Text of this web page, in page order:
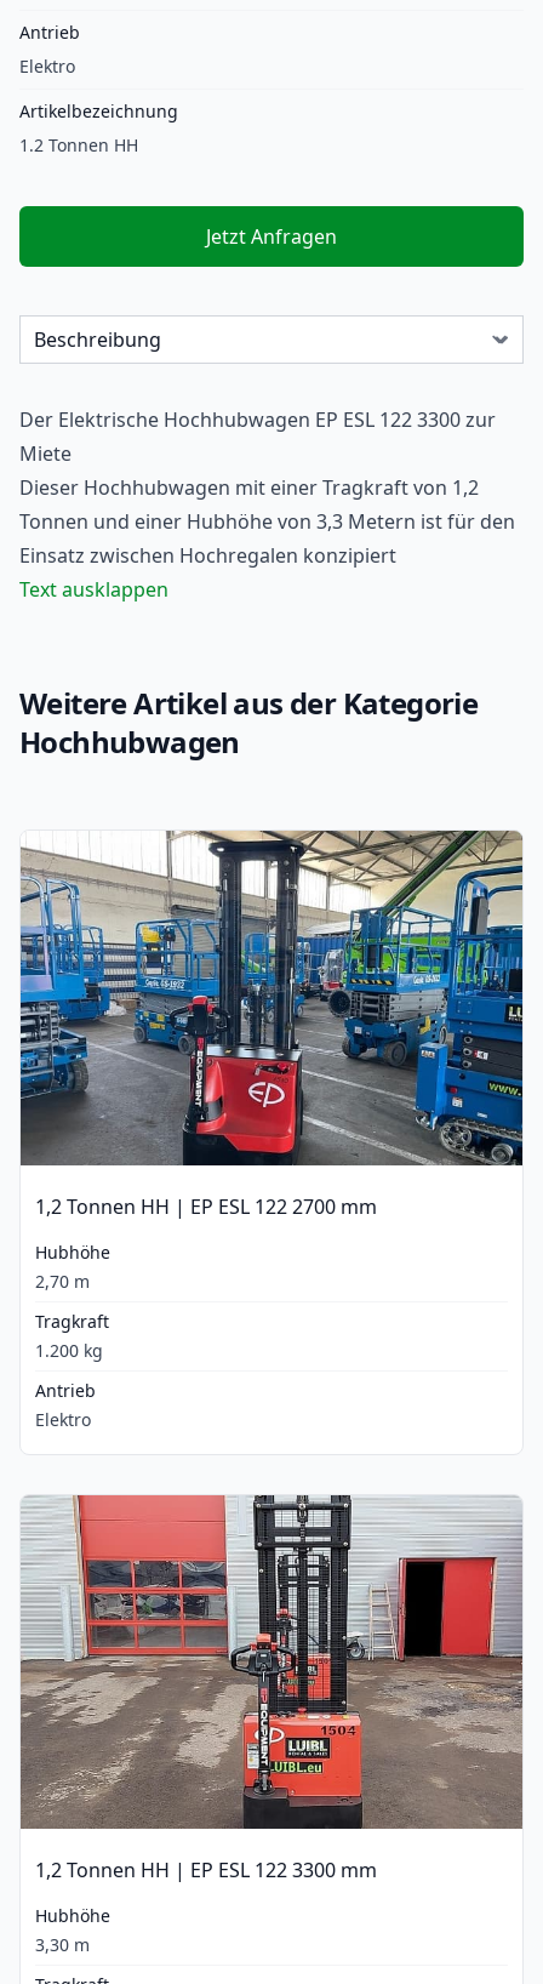
Antrieb
Elektro
Artikelbezeichnung
1.2 Tonnen HH
Jetzt Anfragen
Der Elektrische Hochhubwagen EP ESL 122 3300 zur
Miete
Dieser Hochhubwagen mit einer Tragkraft von 1,2
Tonnen und einer Hubhöhe von 3,3 Metern ist für den
Einsatz zwischen Hochregalen konzipiert
Text ausklappen
Weitere Artikel aus der Kategorie
Hochhubwagen
1,2 Tonnen HH | EP ESL 122 2700 mm
Hubhöhe
2,70 m
Tragkraft
1.200 kg
Antrieb
Elektro
1,2 Tonnen HH | EP ESL 122 3300 mm
Hubhöhe
3,30 m